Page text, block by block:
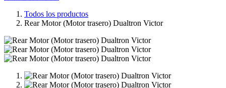
Todos los productos
Rear Motor (Motor trasero) Dualtron Victor